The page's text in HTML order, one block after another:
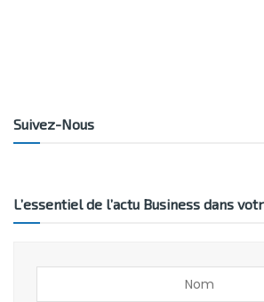
Suivez-Nous
L’essentiel de l’actu Business dans